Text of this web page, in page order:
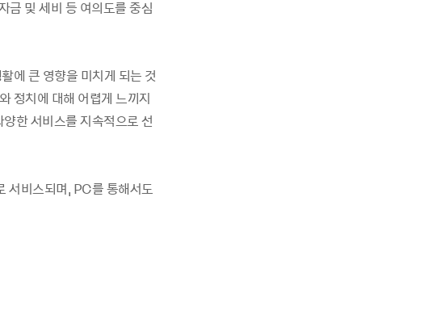
및 세비 등 여의도를 중심
에 큰 영향을 미치게 되는 것
정치에 대해 어렵게 느끼지
한 서비스를 지속적으로 선
서비스되며, PC를 통해서도